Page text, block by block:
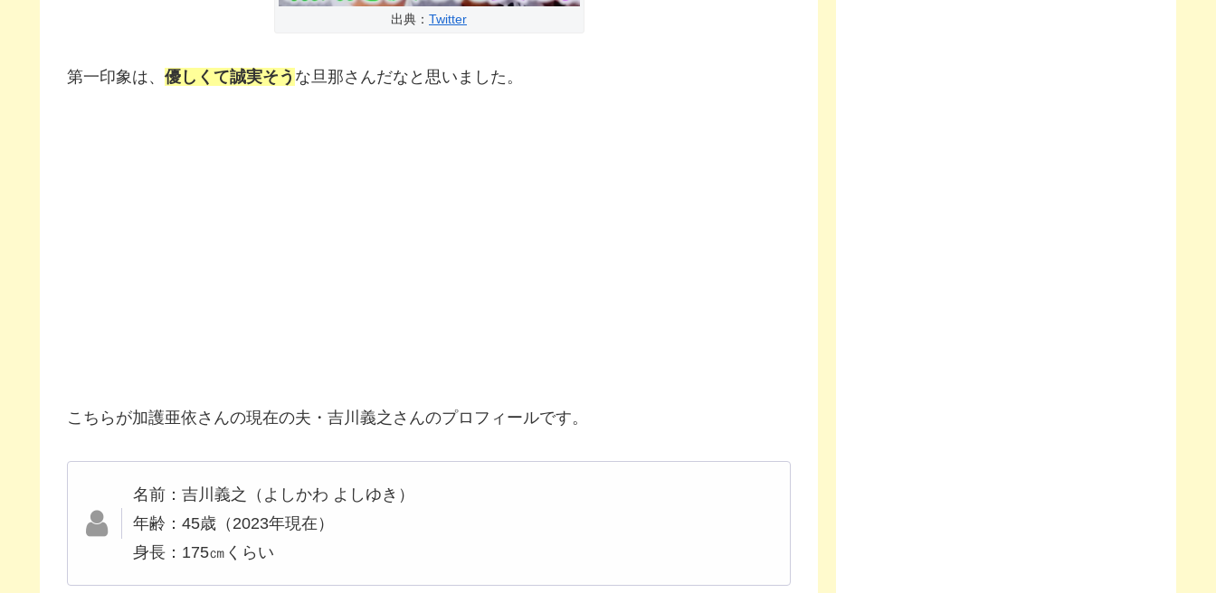
出典： Twitter
第一印象は、 優しくて誠実そう な旦那さんだなと思いました。
こちらが加護亜依さんの現在の夫・吉川義之さんのプロフィールです。
名前：吉川義之（よしかわ よしゆき）
年齢：45歳（2023年現在）
身長：175㎝くらい